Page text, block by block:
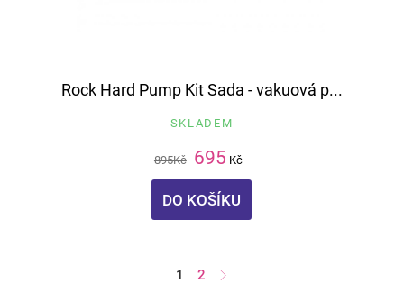
Rock Hard Pump Kit Sada - vakuová p...
SKLADEM
895Kč 695 Kč
DO KOŠÍKU
1 2